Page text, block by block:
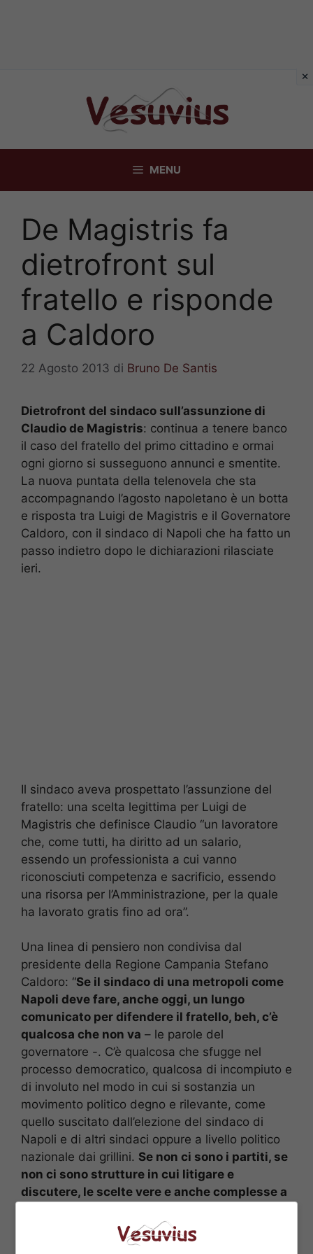
MENU
De Magistris fa
dietrofront sul
fratello e risponde
a Caldoro
22 Agosto 2013 di Bruno De Santis
Dietrofront del sindaco sull’assunzione di
Claudio de Magistris: continua a tenere banco
il caso del fratello del primo cittadino e ormai
ogni giorno si susseguono annunci e smentite.
La nuova puntata della telenovela che sta
accompagnando l’agosto napoletano è un botta
e risposta tra Luigi de Magistris e il Governatore
Caldoro, con il sindaco di Napoli che ha fatto un
passo indietro dopo le dichiarazioni rilasciate
ieri.
Il sindaco aveva prospettato l’assunzione del
fratello: una scelta legittima per Luigi de
Magistris che definisce Claudio “un lavoratore
che, come tutti, ha diritto ad un salario,
essendo un professionista a cui vanno
riconosciuti competenza e sacrificio, essendo
una risorsa per l’Amministrazione, per la quale
ha lavorato gratis fino ad ora”.
Una linea di pensiero non condivisa dal
presidente della Regione Campania Stefano
Caldoro: “Se il sindaco di una metropoli come
Napoli deve fare, anche oggi, un lungo
comunicato per difendere il fratello, beh, c’è
qualcosa che non va – le parole del
governatore -. C’è qualcosa che sfugge nel
processo democratico, qualcosa di incompiuto e
di involuto nel modo in cui si sostanzia un
movimento politico degno e rilevante, come
quello suscitato dall’elezione del sindaco di
Napoli e di altri sindaci oppure a livello politico
nazionale dai grillini. Se non ci sono i partiti, se
non ci sono strutture in cui litigare e
discutere, le scelte vere e anche complesse a